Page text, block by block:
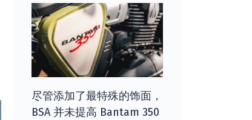
尽管添加了最特殊的饰面，
BSA 并未提高 Bantam 350